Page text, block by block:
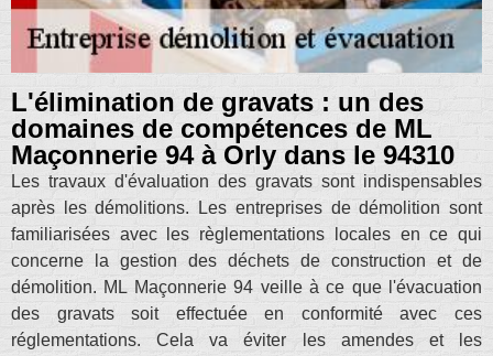
L'élimination de gravats : un des
domaines de compétences de ML
Maçonnerie 94 à Orly dans le 94310
Les travaux d'évaluation des gravats sont indispensables
après les démolitions. Les entreprises de démolition sont
familiarisées avec les règlementations locales en ce qui
concerne la gestion des déchets de construction et de
démolition. ML Maçonnerie 94 veille à ce que l'évacuation
des gravats soit effectuée en conformité avec ces
réglementations. Cela va éviter les amendes et les